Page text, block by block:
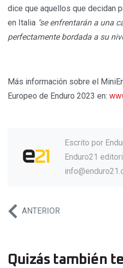
dice que aquellos que decidan
en Italia "se enfrentarán a una
perfectamente bordada a su
Más información sobre el
Europeo de Enduro 2023 en:
Escrito por
Enduro21
ANTERIOR
Quizás también